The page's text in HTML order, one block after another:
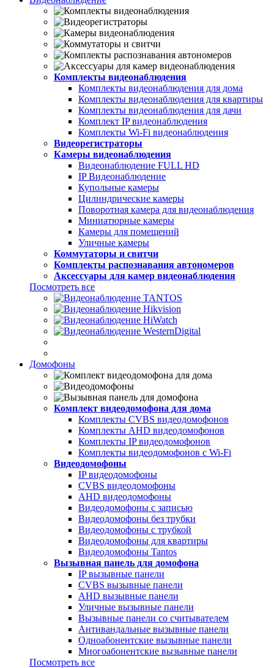
Комплекты видеонаблюдения
Комплекты видеонаблюдения для дома
Комплекты видеонаблюдения для квартиры
Комплекты видеонаблюдения для дачи
Комплект IP видеонаблюдения
Комплекты Wi-Fi видеонаблюдения
Видеорегистраторы
Камеры видеонаблюдения
Видеонаблюдение FULL НD
IP Видеонаблюдение
Купольные камеры
Цилиндрические камеры
Поворотная камера для видеонаблюдения
Миниатюрные камеры
Камеры для помещений
Уличные камеры
Коммутаторы и свитчи
Комплекты распознавания автономеров
Аксессуары для камер видеонаблюдения
Посмотреть все
Домофоны
Комплект видеодомофона для дома
Комплекты CVBS видеодомофонов
Комплекты AHD видеодомофонов
Комплекты IP видеодомофонов
Комплекты видеодомофонов с Wi-Fi
Видеодомофоны
IP видеодомофоны
CVBS видеодомофоны
AHD видеодомофоны
Видеодомофоны с записью
Видеодомофоны без трубки
Видеодомофоны с трубкой
Видеодомофоны для квартиры
Видеодомофоны Tantos
Вызывная панель для домофона
IP вызывные панели
CVBS вызывные панели
AHD вызывные панели
Уличные вызывные панели
Вызывные панели со считывателем
Антивандальные вызывные панели
Одноабонентские вызывные панели
Многоабонентские вызывные панели
Посмотреть все